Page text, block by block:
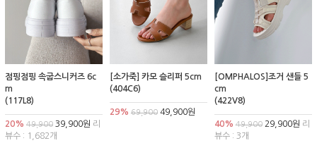
점핑점핑 속굽스니커즈 6c
m
(117L8)
20% 49,900 39,900원 리
뷰수 : 1,682개
[소가죽] 카모 슬리퍼 5cm
(404C6)
29% 69,90049,900원
[OMPHALOS]조거 샌들 5
cm
(422V8)
40% 49,90029,900원 리
뷰수 : 3개